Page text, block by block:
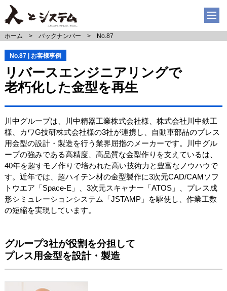
ホーム バックナンバー No.87
No.87 | お客様事例
リバースエンジニアリングで
老朽化した金型を再生
川中グループは、川中精器工業株式会社様、株式会社川中鉄工
様、カワG技研株式会社様の3社が連携し、自動車部品のプレス
用金型の設計・製造を行う業界屈指のメーカーです。川中グル
ープの強みである高精度、高品質な金型作りを支えているは、
40年を超すモノ作りで培われた高い技術力と豊富なノウハウで
す。近年では、超ハイテン材の金型製作に3次元CAD/CAMソフ
トウエア「Space-E」、3次元スキャナー「ATOS」、プレス成
形シミュレーションシステム「JSTAMP」を駆使し、作業工数
の短縮を実現しています。
グループ3社が役割を分担して
プレス用金型を設計・製造